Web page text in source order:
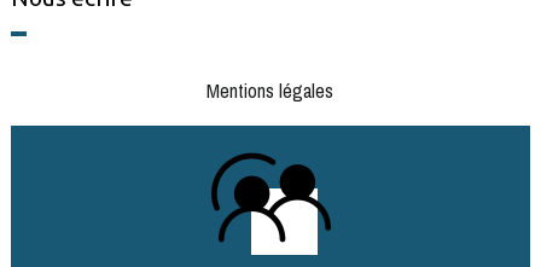
Mentions légales